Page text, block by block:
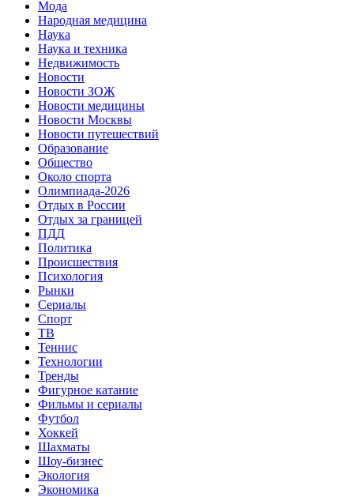
Мода
Народная медицина
Наука
Наука и техника
Недвижимость
Новости
Новости ЗОЖ
Новости медицины
Новости Москвы
Новости путешествий
Образование
Общество
Около спорта
Олимпиада-2026
Отдых в России
Отдых за границей
ПДД
Политика
Происшествия
Психология
Рынки
Сериалы
Спорт
ТВ
Теннис
Технологии
Тренды
Фигурное катание
Фильмы и сериалы
Футбол
Хоккей
Шахматы
Шоу-бизнес
Экология
Экономика